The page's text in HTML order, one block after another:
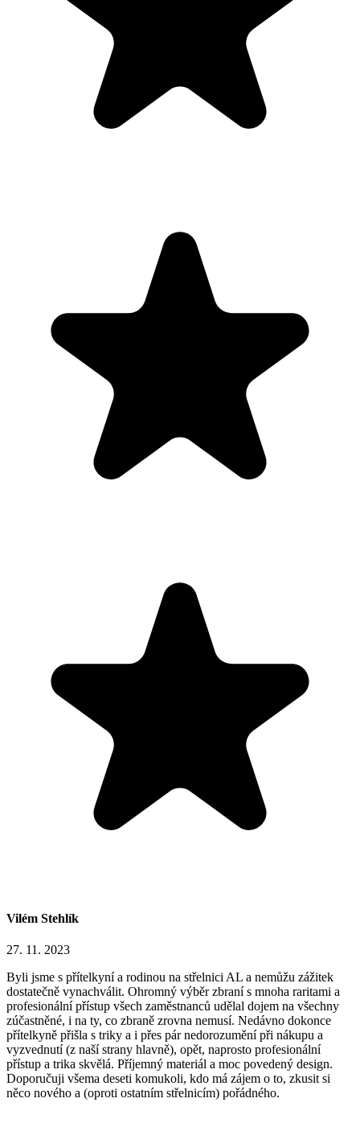
Vilém Stehlík
27. 11. 2023
Byli jsme s přítelkyní a rodinou na střelnici AL a nemůžu zážitek
dostatečně vynachválit. Ohromný výběr zbraní s mnoha raritami a
profesionální přístup všech zaměstnanců udělal dojem na všechny
zúčastněné, i na ty, co zbraně zrovna nemusí. Nedávno dokonce
přítelkyně přišla s triky a i přes pár nedorozumění při nákupu a
vyzvednutí (z naší strany hlavně), opět, naprosto profesionální
přístup a trika skvělá. Příjemný materiál a moc povedený design.
Doporučuji všema deseti komukoli, kdo má zájem o to, zkusit si
něco nového a (oproti ostatním střelnicím) pořádného.